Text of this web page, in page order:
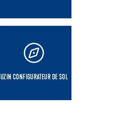
UZIN CONFIGURATEUR DE SOL